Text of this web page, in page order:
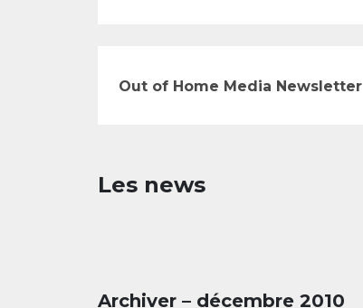
Out of Home Media Newsletter
Les news
Archiver – décembre 2010